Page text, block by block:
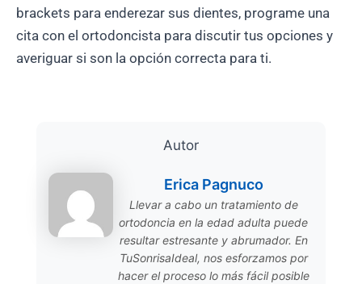
brackets para enderezar sus dientes, programe una
cita con el ortodoncista para discutir tus opciones y
averiguar si son la opción correcta para ti.
Autor
Erica Pagnuco
Llevar a cabo un tratamiento de
ortodoncia en la edad adulta puede
resultar estresante y abrumador. En
TuSonrisaIdeal, nos esforzamos por
hacer el proceso lo más fácil posible